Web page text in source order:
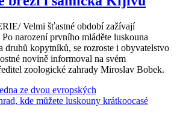
Velmi šťastné období zažívají
narození prvního mláděte luskouna
druhů kopytníků, se rozroste i obyvatelstvo
novině informoval na svém
zoologické zahrady Miroslav Bobek.